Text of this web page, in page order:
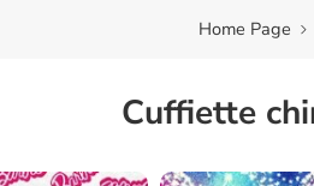
Home Page
Cuffiette